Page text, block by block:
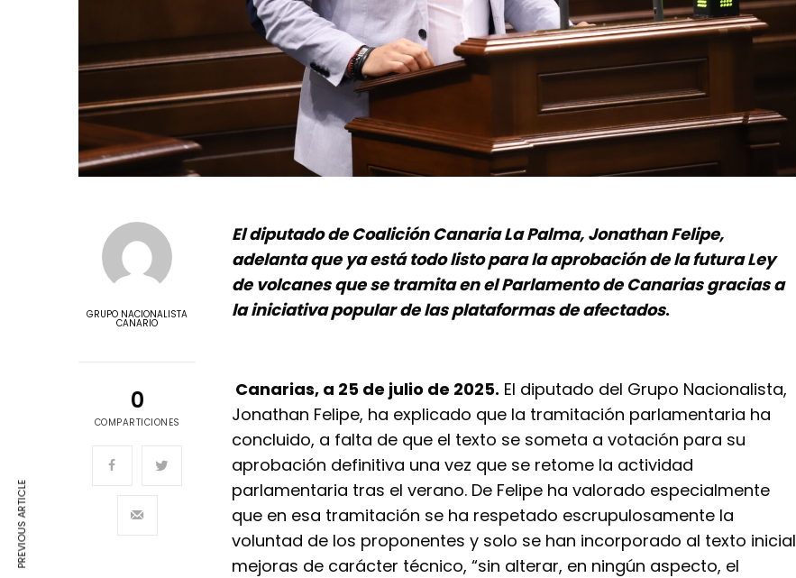
GRUPO NACIONALISTA
CANARIO
0
COMPARTICIONES
El diputado de Coalición Canaria La Palma, Jonathan Felipe,
adelanta que ya está todo listo para la aprobación de la futura Ley
de volcanes que se tramita en el Parlamento de Canarias gracias a
la iniciativa popular de las plataformas de afectados.
Canarias, a 25 de julio de 2025. El diputado del Grupo Nacionalista,
Jonathan Felipe, ha explicado que la tramitación parlamentaria ha
concluido, a falta de que el texto se someta a votación para su
aprobación definitiva una vez que se retome la actividad
parlamentaria tras el verano. De Felipe ha valorado especialmente
que en esa tramitación se ha respetado escrupulosamente la
voluntad de los proponentes y solo se han incorporado al texto inicial
mejoras de carácter técnico, “sin alterar, en ningún aspecto, el
PREVIOUS ARTICLE